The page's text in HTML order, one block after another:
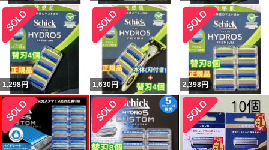
1,298円 1,630円 2,398円